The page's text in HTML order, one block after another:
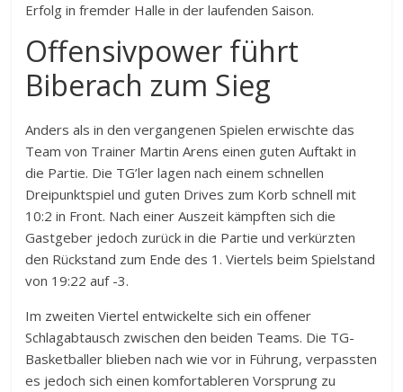
Erfolg in fremder Halle in der laufenden Saison.
Offensivpower führt
Biberach zum Sieg
Anders als in den vergangenen Spielen erwischte das
Team von Trainer Martin Arens einen guten Auftakt in
die Partie. Die TG’ler lagen nach einem schnellen
Dreipunktspiel und guten Drives zum Korb schnell mit
10:2 in Front. Nach einer Auszeit kämpften sich die
Gastgeber jedoch zurück in die Partie und verkürzten
den Rückstand zum Ende des 1. Viertels beim Spielstand
von 19:22 auf -3.
Im zweiten Viertel entwickelte sich ein offener
Schlagabtausch zwischen den beiden Teams. Die TG-
Basketballer blieben nach wie vor in Führung, verpassten
es jedoch sich einen komfortableren Vorsprung zu